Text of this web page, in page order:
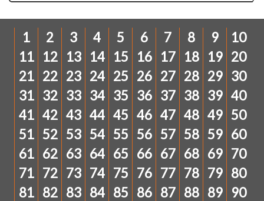
1 2 3 4 5 6 7 8 9
10
11
12 13 14 15 16 17 18 19 20
21 22 23 24 25 26 27 28 29 30
31 32 33 34 35 36 37 38 39 40
41 42 43 44 45 46 47 48 49 50
51 52 53 54 55 56 57 58 59 60
61 62 63 64 65 66 67 68 69 70
71 72 73 74 75 76 77 78 79 80
81 82 83 84 85 86 87 88 89
90